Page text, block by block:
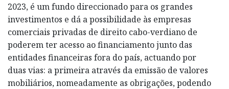
2023, é um fundo direccionado para os grandes
investimentos e dá a possibilidade às empresas
comerciais privadas de direito cabo-verdiano de
poderem ter acesso ao financiamento junto das
entidades financeiras fora do país, actuando por
duas vias: a primeira através da emissão de valores
mobiliários, nomeadamente as obrigações, podendo